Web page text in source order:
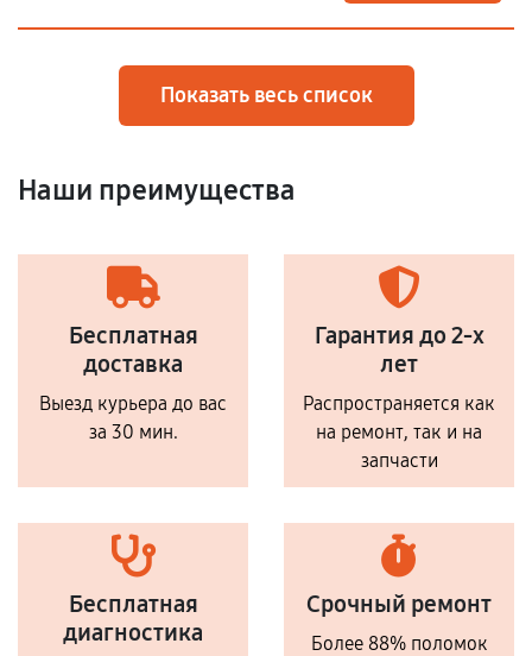
Показать весь список
Наши преимущества
Бесплатная
доставка
Выезд курьера до вас
за 30 мин.
Гарантия до 2-х
лет
Распространяется как
на ремонт, так и на
запчасти
Бесплатная
диагностика
Срочный ремонт
Более 88% поломок